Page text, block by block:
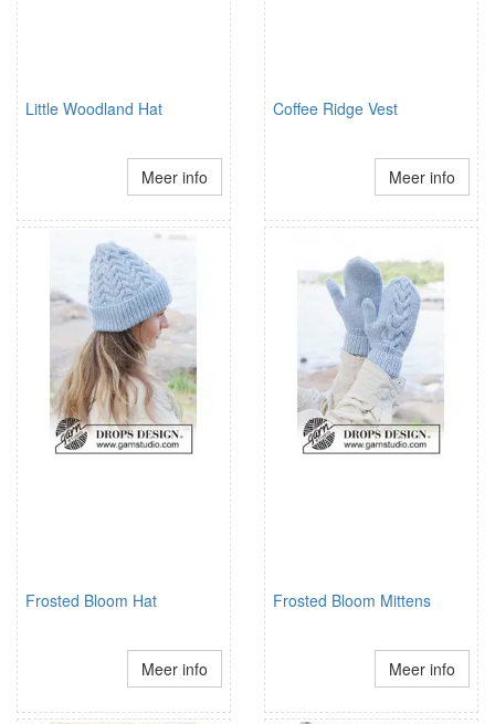
Little Woodland Hat
Meer info
Coffee Ridge Vest
Meer info
Frosted Bloom Hat
Meer info
Frosted Bloom Mittens
Meer info